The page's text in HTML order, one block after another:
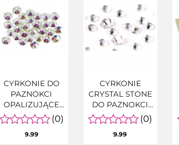
CYRKONIE DO
PAZNOKCI
OPALIZUJĄCE
AB SS3 1440szt
(0)
9.99
CYRKONIE
CRYSTAL STONE
DO PAZNOKCI
SS5 1440SZT.(0)
9.99